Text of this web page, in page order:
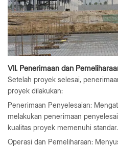
VII. Penerimaan dan
Setelah proyek selesai,
proyek dilakukan:
Penerimaan Penyelesaian:
melakukan penerimaan
kualitas proyek memenuhi standar.
Operasi dan Pemeliharaan: